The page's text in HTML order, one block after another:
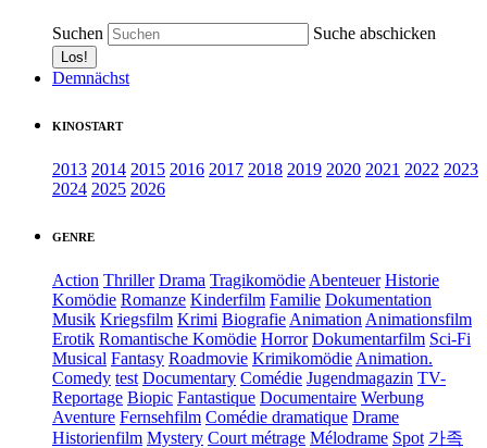
Suchen Suche abschicken
Demnächst
KINOSTART
2013 2014 2015 2016 2017 2018 2019 2020 2021 2022 2023
2024 2025 2026
GENRE
Action Thriller Drama Tragikomödie Abenteuer Historie
Komödie Romanze Kinderfilm Familie Dokumentation
Musik Kriegsfilm Krimi Biografie Animation Animationsfilm
Erotik Romantische Komödie Horror Dokumentarfilm Sci-Fi
Musical Fantasy Roadmovie Krimikomödie Animation.
Comedy test Documentary Comédie Jugendmagazin TV-
Reportage Biopic Fantastique Documentaire Werbung
Aventure Fernsehfilm Comédie dramatique Drame
Historienfilm Mystery Court métrage Mélodrame Spot 가족